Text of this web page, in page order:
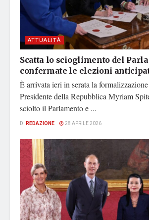
ATTUALITÀ
Scatta lo scioglimento del
confermate le elezioni
È arrivata ieri in serata la
Presidente della Repubblica Myriam
sciolto il Parlamento e ...
DI REDAZIONE 28 APRILE 2026